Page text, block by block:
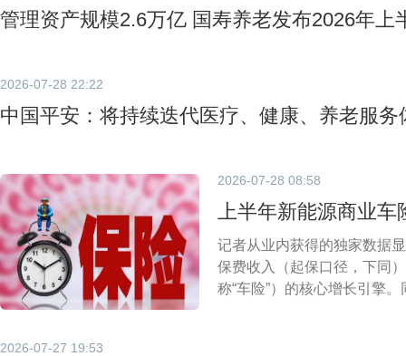
管理资产规模2.6万亿 国寿养老发布2026年上
2026-07-28 22:22
中国平安：将持续迭代医疗、健康、养老服务
2026-07-28 08:58
上半年新能源商业车
记者从业内获得的独家数据
保费收入（起保口径，下同
称“车险”）的核心增长引擎
2026-07-27 19:53